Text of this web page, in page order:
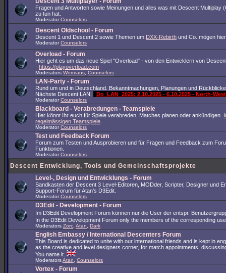
Fragen und Antworten sowie Meinungen und alles was mit Descent Multiplay
zu tun hat.
Moderator Counselors
Descent Oldschool - Forum
Descent 1 und Descent 2 sowie Themen um DXX-Rebirth und Co. mögen
Moderator Counselors
Overload - Forum
Hier geht es um das neue Spiel "Overload" - von den Entwicklern von
- https://playoverload.com
Moderators Wormaus Counselors
LAN-Party - Forum
Rund um und in Deutschland. Bekanntmachungen, Planungen und
Nächste Descent LAN:
Do_LAN_2025: 2.10.2025 - 6.10.2025 - North-
Moderator Counselors
Blackboard - Verabredungen - Teamspiele
Hier könnt Ihr euch für Spiele verabreden, Matches planen oder ankündigen.
regelmässigen Teamspiele
Moderator Counselors
Test und Feedback Forum
Forum zum Testen und Ausprobieren und für Fragen und Feedback zum
Funktionen.
Moderator Counselors
Descent Entwicklung, Tools und Gemeinschaftsprojekte
Level-, Design und Entwicklungs - Forum
Sandkasten der Descent 3 Level-Editoren, MODder, Scripter, Designer und
Support-Forum für Atan's D3Edit.
Moderator Counselors
D3Edit - Development - Forum
Im D3Edit Development Forum können nur die User der entspr.
In the D3Edit Development Forum only the members of the corresponding
Moderators Zorc Atan Dark
English Embassy / International Descenters Forum
This Board is dedicated to unite with our international friends and is kept in
as the creative and level designers corner, for match appointments,
You name it.
ModeratorsAtan Counselors
Vortex - Forum